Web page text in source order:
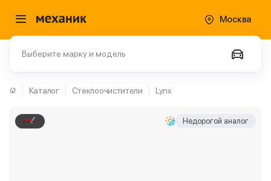
Москва
Выберите марку и модель
Каталог Стеклоочистители Lynx
Недорогой аналог